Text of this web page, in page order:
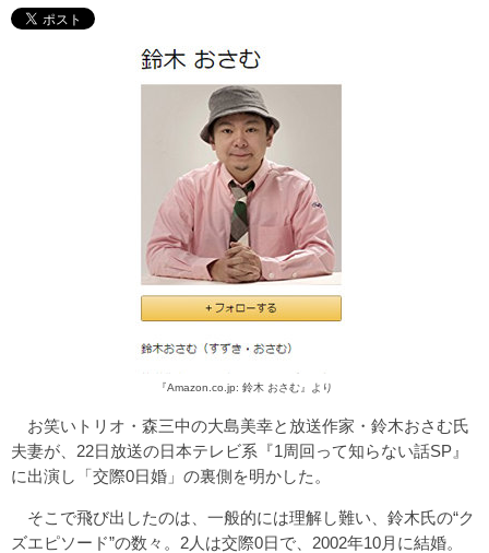
『Amazon.co.jp: 鈴木 おさむ』より
お笑いトリオ・森三中の大島美幸と放送作家・鈴木おさむ氏
夫妻が、22日放送の日本テレビ系『1周回って知らない話SP』
に出演し「交際0日婚」の裏側を明かした。
そこで飛び出したのは、一般的には理解し難い、鈴木氏の“ク
ズエピソード”の数々。2人は交際0日で、2002年10月に結婚。